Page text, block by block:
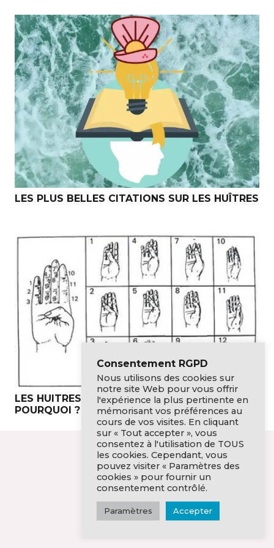
LES PLUS BELLES CITATIONS SUR LES HUÎTRES
LES HUITRES SERVIES EN DOUZAINE, OUI, MAIS
POURQUOI ?
Consentement RGPD
Nous utilisons des cookies sur
notre site Web pour vous offrir
l'expérience la plus pertinente en
mémorisant vos préférences au
cours de vos visites. En cliquant
sur « Tout accepter », vous
consentez à l'utilisation de TOUS
les cookies. Cependant, vous
pouvez visiter « Paramètres des
cookies » pour fournir un
consentement contrôlé.
Paramètres Accepter